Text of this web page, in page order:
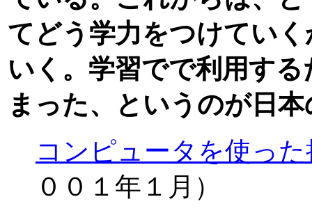
てどう学力をつけてい
いく。学習でで利用す
まった、というのが日
コンピュータを使っ
００１年１月）